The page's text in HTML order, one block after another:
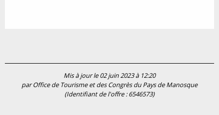
Mis à jour le 02 juin 2023 à 12:20
par Office de Tourisme et des Congrès du Pays de Manosque
(Identifiant de l'offre :6546573)